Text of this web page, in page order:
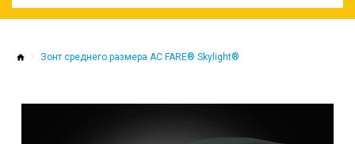
Зонт среднего размера AC FARE® Skylight®